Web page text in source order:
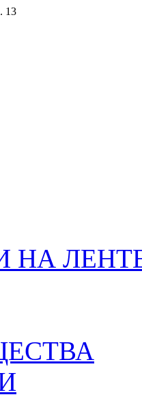
13
НА